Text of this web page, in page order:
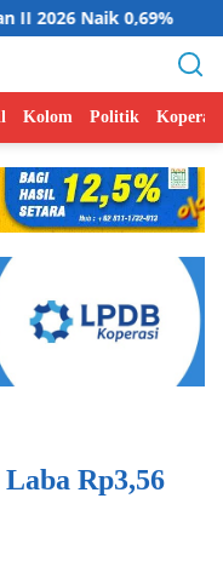
Indonesia
Kolom Politik Koperasi
Rp3,56